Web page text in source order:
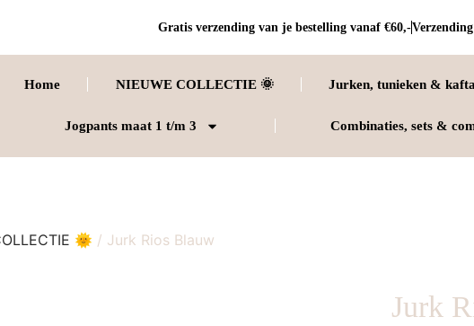
Gratis verzending van je bestelling vanaf €60,-
Home NIEUWE COLLECTIE 🌞 Jurken, tunieken &
Jogpants maat 1 t/m 3 Combinaties, sets &
🌞 / Jurk Rios Blauw
Jurk